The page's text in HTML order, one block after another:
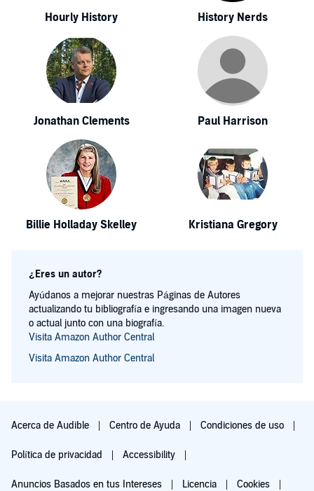
Hourly History History Nerds
Jonathan Clements Paul Harrison
Billie Holladay Skelley Kristiana Gregory
¿Eres un autor?
Ayúdanos a mejorar nuestras Páginas de Autores
actualizando tu bibliografía e ingresando una imagen nueva
o actual junto con una biografía.
Visita Amazon Author Central
Visita Amazon Author Central
Acerca de Audible Centro de Ayuda Condiciones de uso
Política de privacidad Accessibility
Anuncios Basados en tus Intereses Licencia Cookies